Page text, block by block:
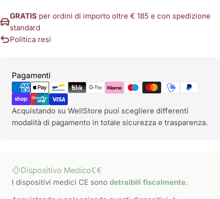
GRATIS per ordini di importo oltre € 185 e con spedizione
standard
Politica resi
Pagamenti
Metodi
di
pagamento
Acquistando su WellStore puoi scegliere differenti
modalità di pagamento in totale sicurezza e trasparenza.
Dispositivo Medico
I dispositivi medici CE sono detraibili fiscalmente.